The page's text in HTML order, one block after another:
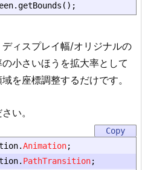
.getBounds ();
ィスプレイ幅/オリジナルの
小さいほうを拡大率として
を座標調整するだけです。
い。
.Animation;
. PathTransition;